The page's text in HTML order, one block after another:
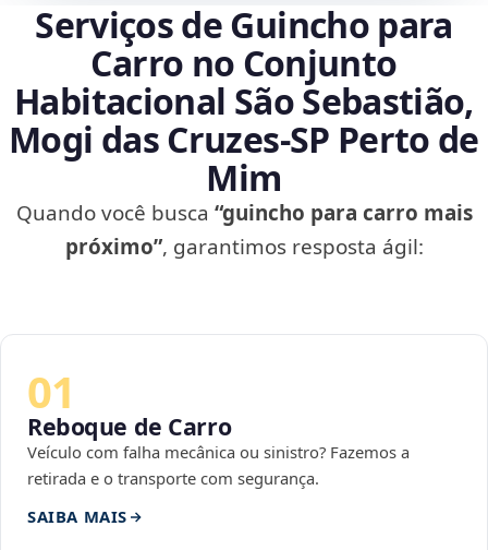
Serviços de Guincho para
Carro no Conjunto
Habitacional São Sebastião,
Mogi das Cruzes‑SP Perto de
Mim
Quando você busca “guincho para carro mais
próximo”, garantimos resposta ágil:
01
Reboque de Carro
Veículo com falha mecânica ou sinistro? Fazemos a
retirada e o transporte com segurança.
SAIBA MAIS